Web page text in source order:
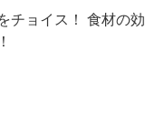
チョイス！ 食材の効